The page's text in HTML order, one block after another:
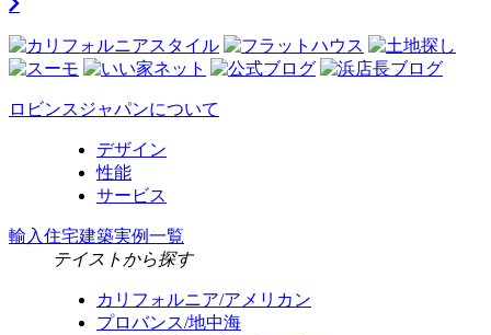
ロビンスジャパンについて
デザイン
性能
サービス
輸入住宅建築実例一覧
テイストから探す
カリフォルニア/アメリカン
プロバンス/地中海